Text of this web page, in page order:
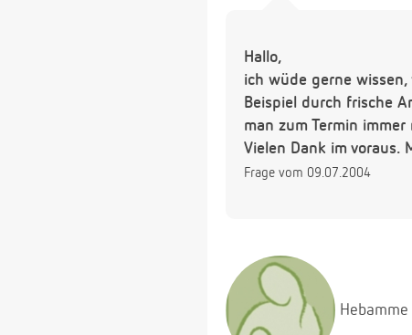
Hallo,
ich wüde gerne
Beispiel durch frische
man zum Termin
Vielen Dank im voraus.
Frage vom 09.07.2004
Hebamme